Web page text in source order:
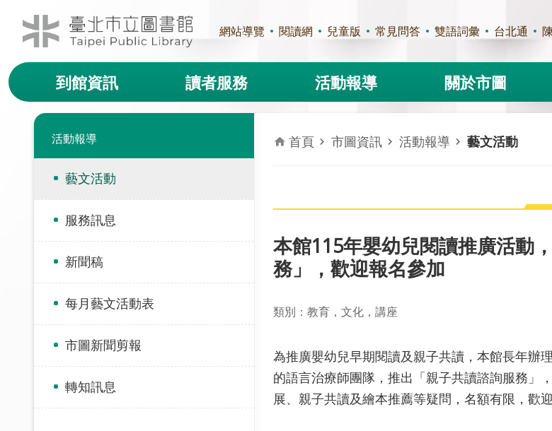
跳到主要內容區塊
網站導覽 閱讀網 兒童版 常見問答 雙語詞彙 台北通
到館資訊 讀者服務 活動報導 關於市圖
活動報導
藝文活動
服務訊息
新聞稿
每月藝文活動表
市圖新聞剪報
轉知訊息
首頁 市圖資訊 活動報導 藝文活動
本館115年嬰幼兒閱讀推廣活動
務」，歡迎報名參加
類別：教育，文化，講座
為推廣嬰幼兒早期閱讀及親子共讀，本館長年辦
的語言治療師團隊，推出「親子共讀諮詢服務」
展、親子共讀及繪本推薦等疑問，名額有限，歡迎